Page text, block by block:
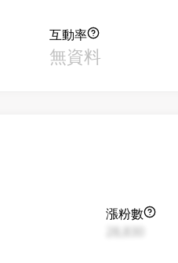
互動率
無資料
漲粉數